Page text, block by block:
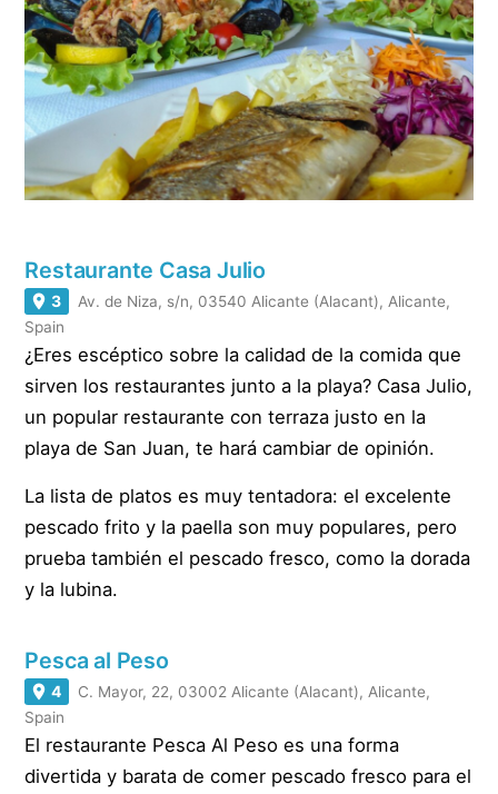
Restaurante Casa Julio
3
Av. de Niza, s/n, 03540 Alicante (Alacant), Alicante,
Spain
¿Eres escéptico sobre la calidad de la comida que
sirven los restaurantes junto a la playa? Casa Julio,
un popular restaurante con terraza justo en la
playa de San Juan, te hará cambiar de opinión.
La lista de platos es muy tentadora: el excelente
pescado frito y la paella son muy populares, pero
prueba también el pescado fresco, como la dorada
y la lubina.
Pesca al Peso
4
C. Mayor, 22, 03002 Alicante (Alacant), Alicante,
Spain
El restaurante Pesca Al Peso es una forma
divertida y barata de comer pescado fresco para el